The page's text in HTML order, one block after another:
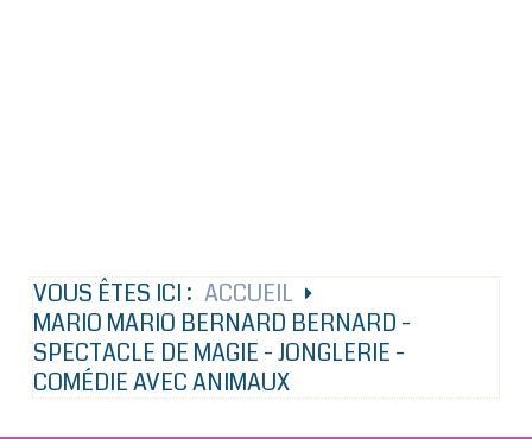
VOUS ÊTES ICI : ACCUEIL
MARIO MARIO BERNARD BERNARD -
SPECTACLE DE MAGIE - JONGLERIE -
COMÉDIE AVEC ANIMAUX